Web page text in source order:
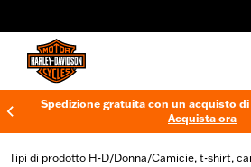
Spedizione gratuita con un acquisto
Acquista ora
Tipi di prodotto H-D/Donna/Camicie, t-shirt,